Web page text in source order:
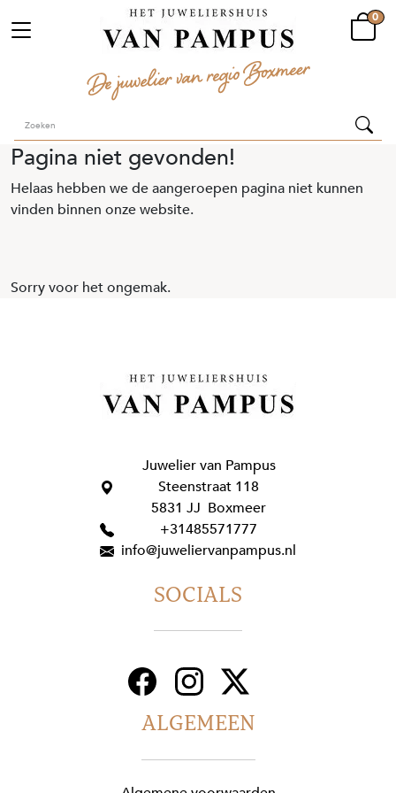
0
Pagina niet gevonden!
Helaas hebben we de aangeroepen pagina niet kunnen
vinden binnen onze website.
Sorry voor het ongemak.
Juwelier van Pampus
Steenstraat 118
5831 JJ Boxmeer
+31485571777
info@juweliervanpampus.nl
ALGEMEEN
SOCIALS